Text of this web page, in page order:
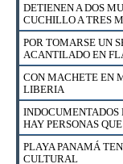
DETIENEN A
NICOYA
CAZADOR
COLA BLANCA EN
BIZARRAP, DUKI,
ESTARÁN EN EL
ESTO DICE BANCO
EN SUCURSAL EN
DETIENEN A DOS
CUCHILLO A TRES
POR TOMARSE UN
ACANTILADO EN
CON MACHETE EN
LIBERIA
INDOCUMENTADOS
HAY PERSONAS
PLAYA PANAMÁ
CULTURAL